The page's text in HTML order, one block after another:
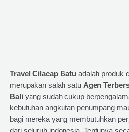
Travel Cilacap Batu adalah produk
merupakan salah satu Agen
Bali yang sudah cukup
kebutuhan angkutan penumpang
bagi mereka yang membutuhkan